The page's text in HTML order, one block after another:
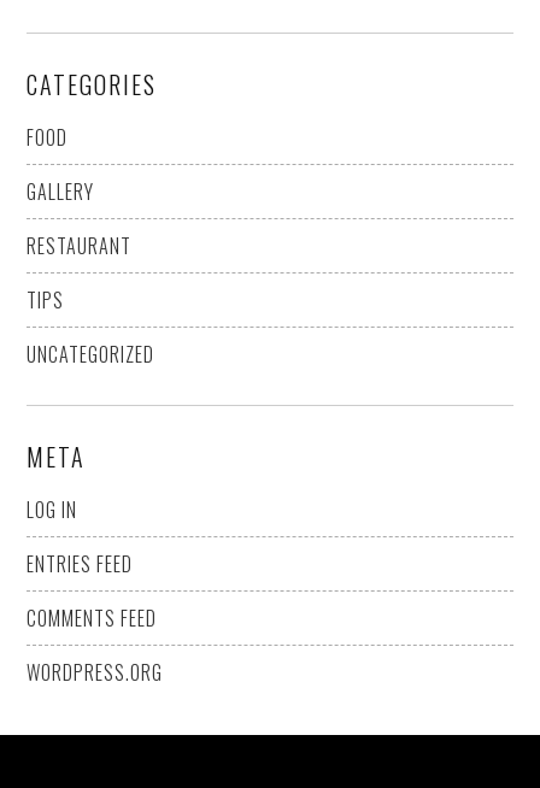
CATEGORIES
FOOD
GALLERY
RESTAURANT
TIPS
UNCATEGORIZED
META
LOG IN
ENTRIES FEED
COMMENTS FEED
WORDPRESS.ORG